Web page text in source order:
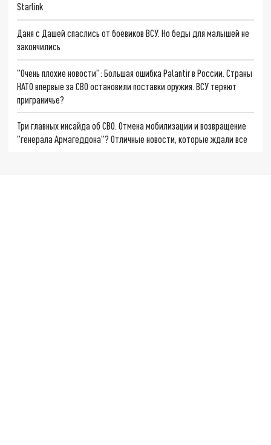
Starlink
Даня с Дашей спаслись от боевиков ВСУ. Но беды для малышей не
закончились
"Очень плохие новости": Большая ошибка Palantir в России. Страны
НАТО впервые за СВО остановили поставки оружия. ВСУ теряют
приграничье?
Три главных инсайда об СВО. Отмена мобилизации и возвращение
"генерала Армагеддона"? Отличные новости, которые ждали все